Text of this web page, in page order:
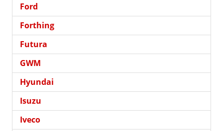
Ford
Forthing
Futura
GWM
Hyundai
Isuzu
Iveco